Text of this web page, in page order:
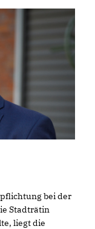
bei der
Stadträtin
liegt die